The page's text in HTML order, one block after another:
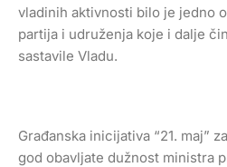
vladinih aktivnosti bilo je jedno
partija i udruženja koje i dalje
sastavile Vladu.
Građanska inicijativa “21. maj”
god obavljate dužnost ministra